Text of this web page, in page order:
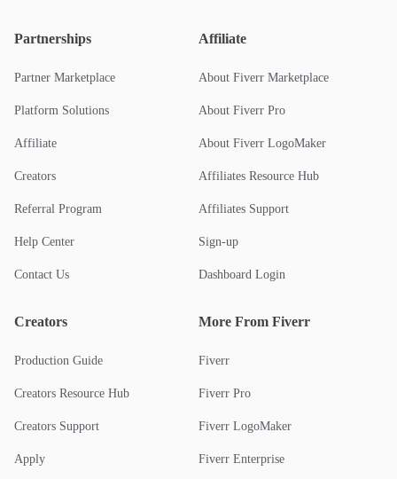
Partnerships
Partner Marketplace
Platform Solutions
Affiliate
Creators
Referral Program
Help Center
Contact Us
Affiliate
About Fiverr Marketplace
About Fiverr Pro
About Fiverr LogoMaker
Affiliates Resource Hub
Affiliates Support
Sign-up
Dashboard Login
Creators
Production Guide
Creators Resource Hub
Creators Support
Apply
More From Fiverr
Fiverr
Fiverr Pro
Fiverr LogoMaker
Fiverr Enterprise